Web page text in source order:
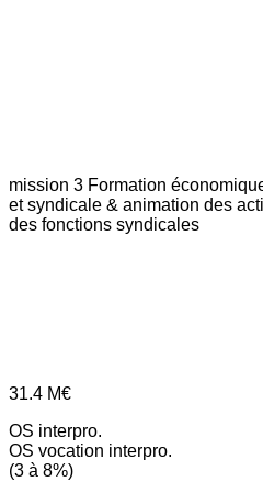
mission 3 Formation
et syndicale & animation des
des fonctions syndicales
31.4 M€
OS interpro.
OS vocation interpro.
(3 à 8%)